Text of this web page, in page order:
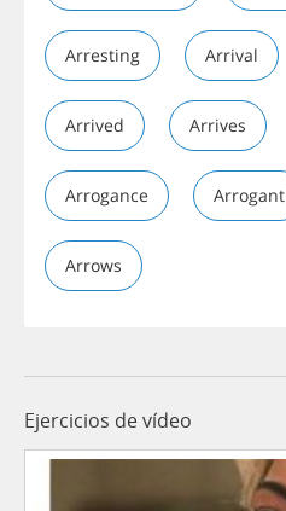
Arresting Arrival
Arrived Arrives
Arrogance Arrogant
Arrows
Ejercicios de vídeo